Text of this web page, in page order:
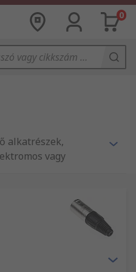
0
alkatrészek,
vagy
függ. Az RS